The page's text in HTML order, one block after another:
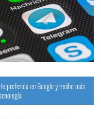
preferida en Google y recibe más